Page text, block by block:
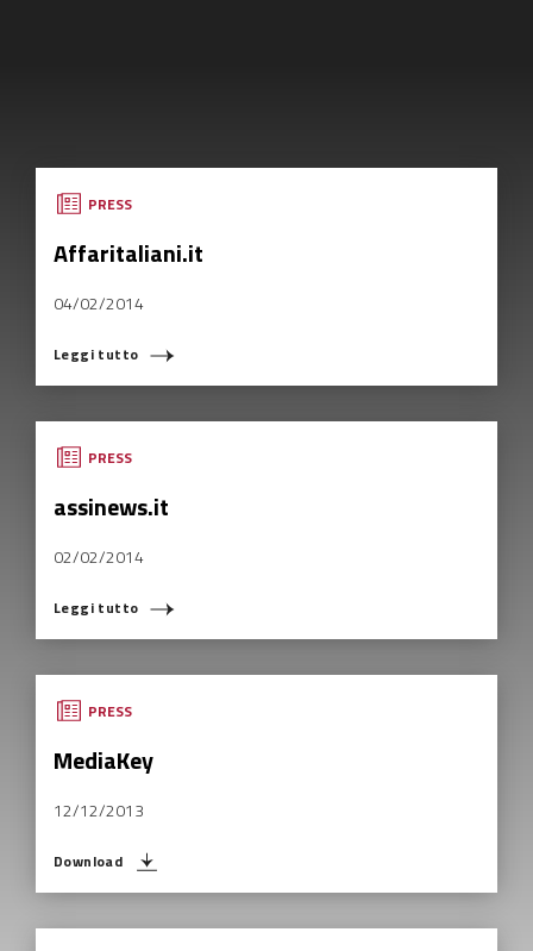
PRESS
Affaritaliani.it
04/02/2014
Leggi tutto
PRESS
assinews.it
02/02/2014
Leggi tutto
PRESS
MediaKey
12/12/2013
Download
COSA STAI CERCANDO?